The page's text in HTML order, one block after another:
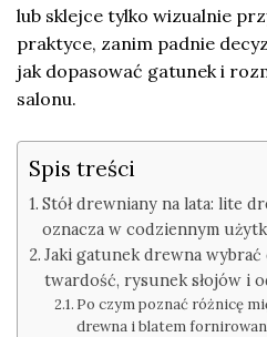
lub sklejce tylko wizualnie
praktyce, zanim padnie
jak dopasować gatunek i
salonu.
Spis treści
Stół drewniany na lata: lite
oznacza w codziennym
Jaki gatunek drewna wybrać
twardość, rysunek słojów i
Po czym poznać różnicę
drewna i blatem